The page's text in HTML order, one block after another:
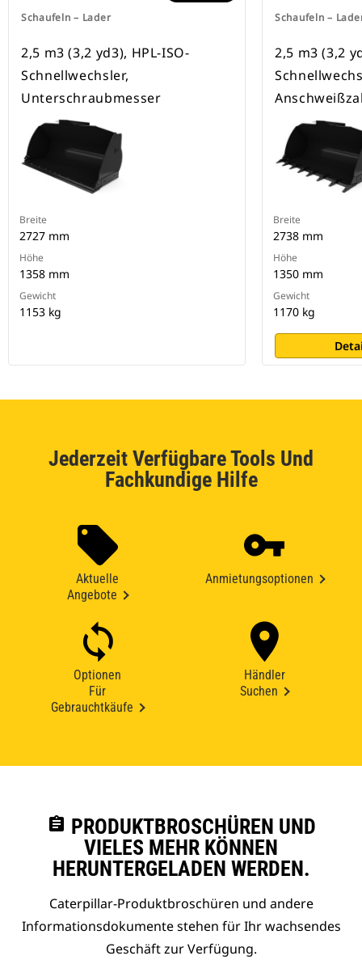
Schaufeln – Lader
2,5 m3 (3,2 yd3), HPL-ISO-
Schnellwechsler,
Unterschraubmesser
Breite
2727 mm
Höhe
1358 mm
Gewicht
1153 kg
Schaufeln –
2,5 m3 (3,2
Breite
2738 mm
Höhe
1350 mm
Gewicht
1170 kg
Jederzeit Verfügbare Tools Und
Fachkundige Hilfe
Aktuelle
Angebote
Anmietungsoptionen
Optionen
Für
Gebrauchtkäufe
Händler
Suchen
assignment PRODUKTBROSCHÜREN UND
VIELES MEHR KÖNNEN
HERUNTERGELADEN WERDEN.
Caterpillar-Produktbroschüren und andere
Informationsdokumente stehen für Ihr wachsendes
Geschäft zur Verfügung.